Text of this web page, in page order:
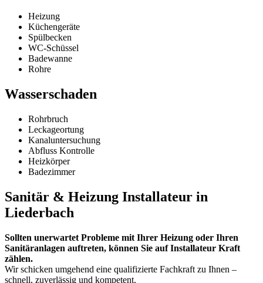
Heizung
Küchengeräte
Spülbecken
WC-Schüssel
Badewanne
Rohre
Wasserschaden
Rohrbruch
Leckageortung
Kanaluntersuchung
Abfluss Kontrolle
Heizkörper
Badezimmer
Sanitär & Heizung Installateur in
Liederbach
Sollten unerwartet Probleme mit Ihrer Heizung oder Ihren
Sanitäranlagen auftreten, können Sie auf Installateur Kraft
zählen.
Wir schicken umgehend eine qualifizierte Fachkraft zu Ihnen –
schnell, zuverlässig und kompetent.